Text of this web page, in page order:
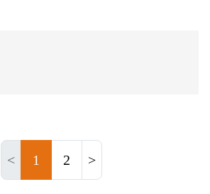
< 1 2 >